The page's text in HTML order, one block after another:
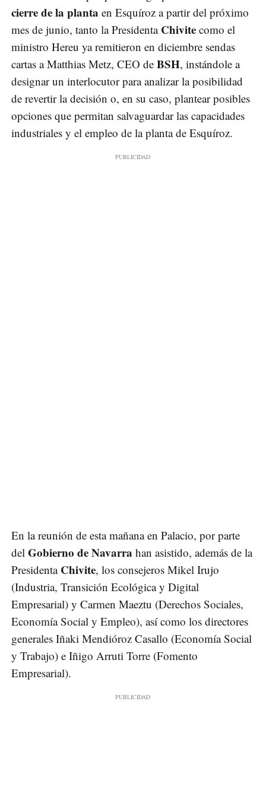
cierre de la planta en Esquíroz a partir del próximo
mes de junio, tanto la Presidenta Chivite como el
ministro Hereu ya remitieron en diciembre sendas
cartas a Matthias Metz, CEO de BSH, instándole a
designar un interlocutor para analizar la posibilidad
de revertir la decisión o, en su caso, plantear posibles
opciones que permitan salvaguardar las capacidades
industriales y el empleo de la planta de Esquíroz.
En la reunión de esta mañana en Palacio, por parte
del Gobierno de Navarra han asistido, además de la
Presidenta Chivite, los consejeros Mikel Irujo
(Industria, Transición Ecológica y Digital
Empresarial) y Carmen Maeztu (Derechos Sociales,
Economía Social y Empleo), así como los directores
generales Iñaki Mendióroz Casallo (Economía Social
y Trabajo) e Iñigo Arruti Torre (Fomento
Empresarial).